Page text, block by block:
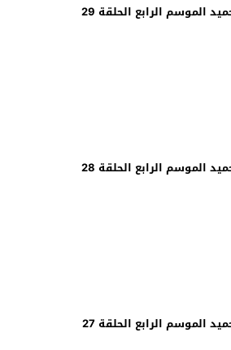
الموسم الرابع الحلقة 29
الموسم الرابع الحلقة 28
الموسم الرابع الحلقة 27